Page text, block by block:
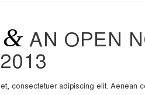
& AN OPEN
consectetuer adipiscing elit. Aenean